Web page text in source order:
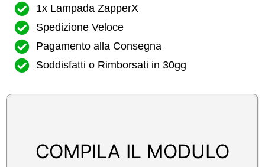
1x Lampada ZapperX
Spedizione Veloce
Pagamento alla Consegna
Soddisfatti o Rimborsati in 30gg
COMPILA IL MODULO